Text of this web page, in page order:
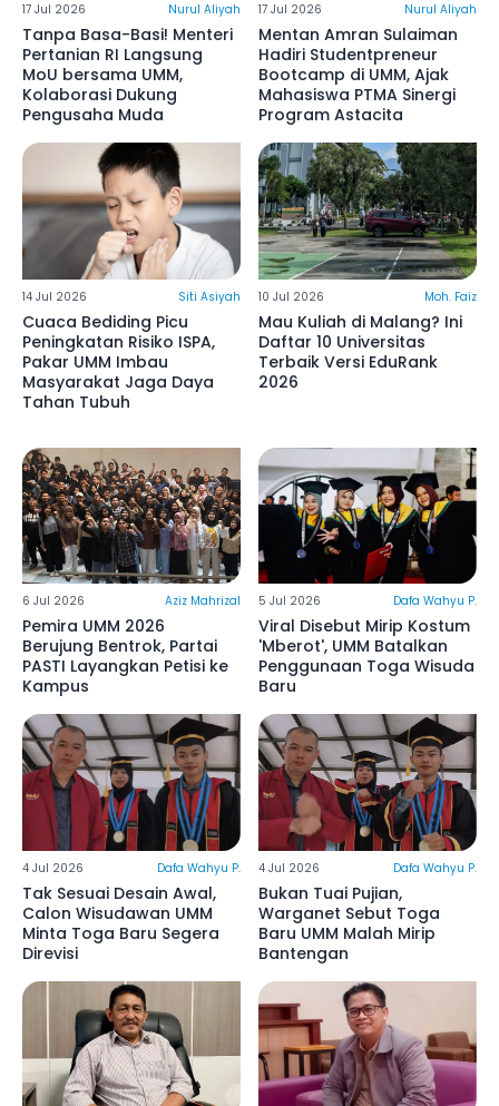
17 Jul 2026 Nurul Aliyah
Tanpa Basa-Basi! Menteri
Pertanian RI Langsung
MoU bersama UMM,
Kolaborasi Dukung
Pengusaha Muda
17 Jul 2026 Nurul Aliyah
Mentan Amran Sulaiman
Hadiri Studentpreneur
Bootcamp di UMM, Ajak
Mahasiswa PTMA Sinergi
Program Astacita
14 Jul 2026 Siti Asiyah
Cuaca Bediding Picu
Peningkatan Risiko ISPA,
Pakar UMM Imbau
Masyarakat Jaga Daya
Tahan Tubuh
10 Jul 2026 Moh. Faiz
Mau Kuliah di Malang? Ini
Daftar 10 Universitas
Terbaik Versi EduRank
2026
6 Jul 2026 Aziz Mahrizal
Pemira UMM 2026
Berujung Bentrok, Partai
PASTI Layangkan Petisi ke
Kampus
5 Jul 2026 Dafa Wahyu P.
Viral Disebut Mirip Kostum
'Mberot', UMM Batalkan
Penggunaan Toga Wisuda
Baru
4 Jul 2026 Dafa Wahyu P.
Tak Sesuai Desain Awal,
Calon Wisudawan UMM
Minta Toga Baru Segera
Direvisi
4 Jul 2026 Dafa Wahyu P.
Bukan Tuai Pujian,
Warganet Sebut Toga
Baru UMM Malah Mirip
Bantengan